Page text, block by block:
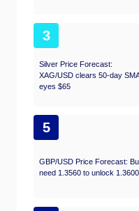
3
Silver Price Forecast:
XAG/USD clears 50-day
eyes $65
5
GBP/USD Price Forecast:
need 1.3560 to unlock 1.3600